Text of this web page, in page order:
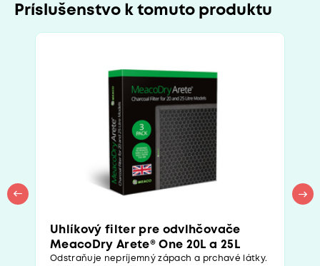
Príslušenstvo k tomuto produktu
Uhlíkový filter pre odvlhčovače
MeacoDry Arete® One 20L a 25L
Odstraňuje nepríjemný zápach a prchavé látky.